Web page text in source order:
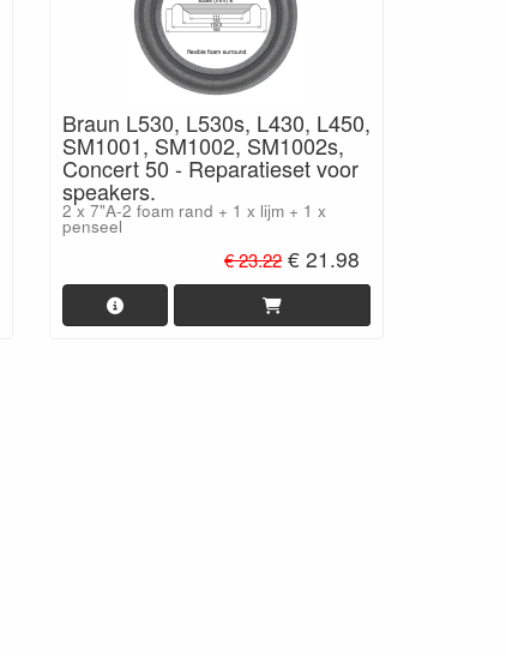
Braun L530, L530s, L430, L450,
SM1001, SM1002, SM1002s,
Concert 50 - Reparatieset voor
speakers.
2 x 7"A-2 foam rand + 1 x lijm + 1 x
penseel
€ 23.22 € 21.98